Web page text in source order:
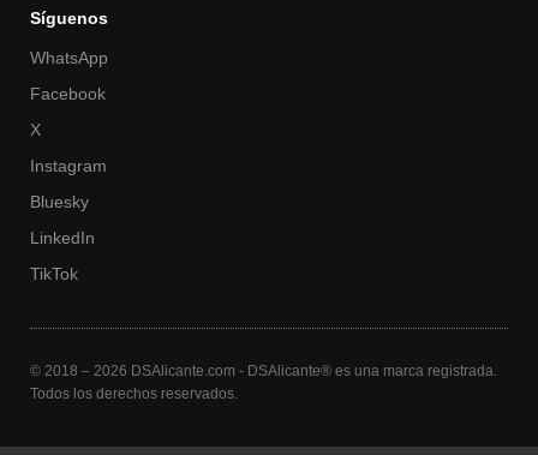
Síguenos
WhatsApp
Facebook
X
Instagram
Bluesky
LinkedIn
TikTok
© 2018 – 2026 DSAlicante.com - DSAlicante® es una marca registrada.
Todos los derechos reservados.